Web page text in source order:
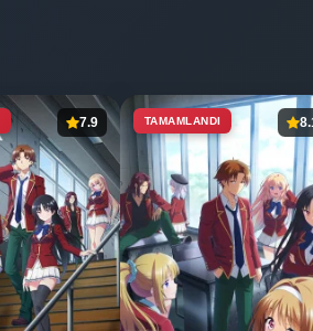
7.9 TAMAMLANDI